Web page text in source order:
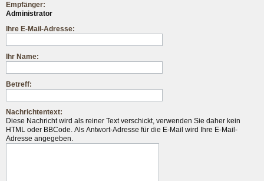
Empfänger:
Administrator
Ihre E-Mail-Adresse:
Ihr Name:
Betreff:
Nachrichtentext:
Diese Nachricht wird als reiner Text verschickt, verwenden Sie daher kein
HTML oder BBCode. Als Antwort-Adresse für die E-Mail wird Ihre E-Mail-
Adresse angegeben.